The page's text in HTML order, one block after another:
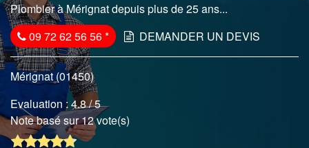
Plombier à Mérignat depuis plus de 25 ans...
09 72 62 56 56* DEMANDER UN DEVIS
Mérignat (01450)
Evaluation :4.8/ 5
Note basé sur 12 vote(s)